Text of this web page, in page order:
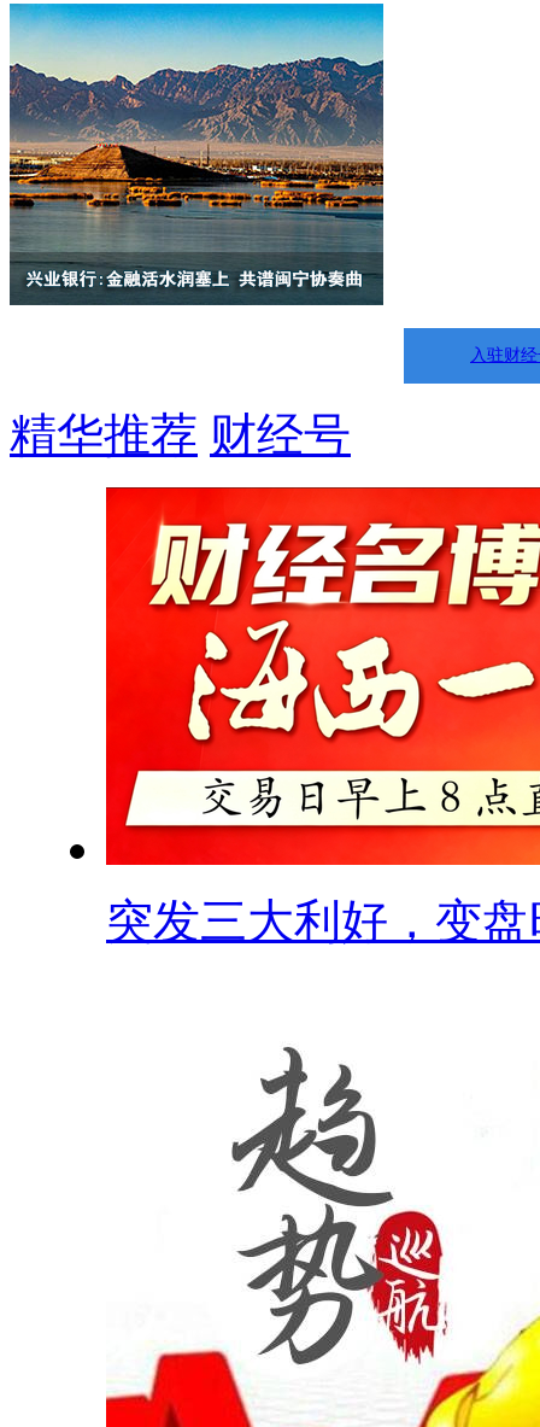
入驻财
精华推荐 财经号
突发三大利好，变盘